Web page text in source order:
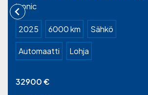
iconic
2025 6000 km Sähkö
Automaatti Lohja
32900€